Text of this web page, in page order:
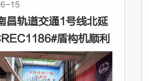
15
昌轨道交通1号线北延
盾构机顺利